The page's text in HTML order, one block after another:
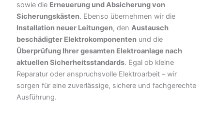
sowie die Erneuerung und Absicherung von
Sicherungskästen. Ebenso übernehmen wir die
Installation neuer Leitungen, den Austausch
beschädigter Elektrokomponenten und die
Überprüfung Ihrer gesamten Elektroanlage nach
aktuellen Sicherheitsstandards. Egal ob kleine
Reparatur oder anspruchsvolle Elektroarbeit – wir
sorgen für eine zuverlässige, sichere und fachgerechte
Ausführung.